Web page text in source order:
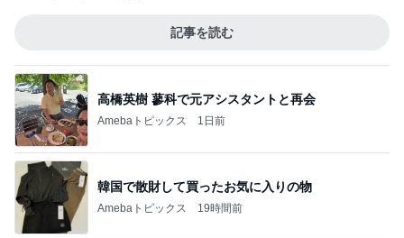
記事を読む
高橋英樹 蓼科で元アシスタントと再会
Amebaトピックス 1日前
韓国で散財して買ったお気に入りの物
Amebaトピックス 19時間前